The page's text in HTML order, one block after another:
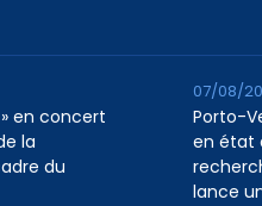
en concert
la
du
Porto-
en état
lance
07/08/